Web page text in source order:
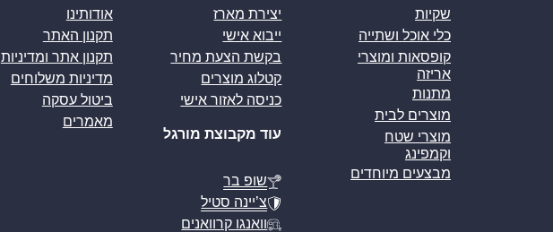
שקיות
כלי אוכל ושתייה
קופסאות ומוצרי
אריזה
מתנות
מוצרים לבית
מוצרי שטח
וקמפינג
מבצעים מיוחדים
יצירת מארז
ייבוא אישי
בקשת הצעת מחיר
קטלוג מוצרים
כניסה לאזור אישי
עוד מקבוצת מורגל
שופ בר
צ’יינה סטיל
וואנגו קרוואנים
אודותינו
תקנון האתר
תקנון אתר ומדיניות
מדיניות משלוחים
ביטול עסקה
מאמרים